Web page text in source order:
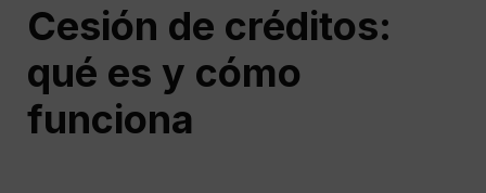
Cesión de créditos:
qué es y cómo
funciona